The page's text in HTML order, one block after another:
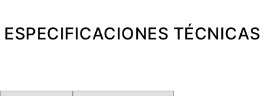
Precio desde $8.790.000
ESPECIFICACIONES TÉCNICAS